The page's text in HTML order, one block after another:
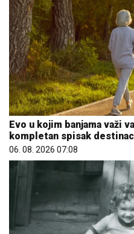
Evo u kojim banjama važi
kompletan spisak
06. 08. 2026 07:08